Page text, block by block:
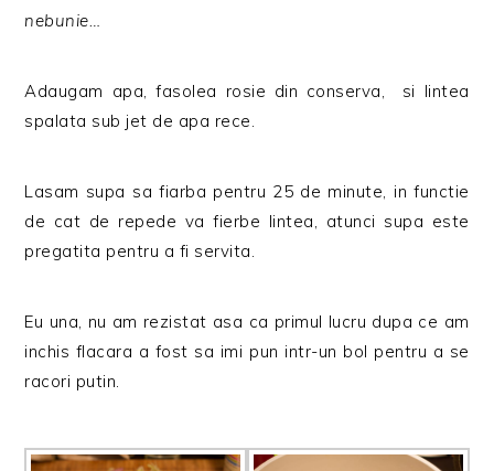
nebunie…
Adaugam apa, fasolea rosie din conserva, si lintea
spalata sub jet de apa rece.
Lasam supa sa fiarba pentru 25 de minute, in functie
de cat de repede va fierbe lintea, atunci supa este
pregatita pentru a fi servita.
Eu una, nu am rezistat asa ca primul lucru dupa ce am
inchis flacara a fost sa imi pun intr-un bol pentru a se
racori putin.